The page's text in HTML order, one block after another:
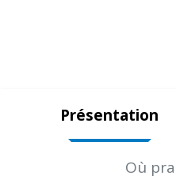
Présentation
Où